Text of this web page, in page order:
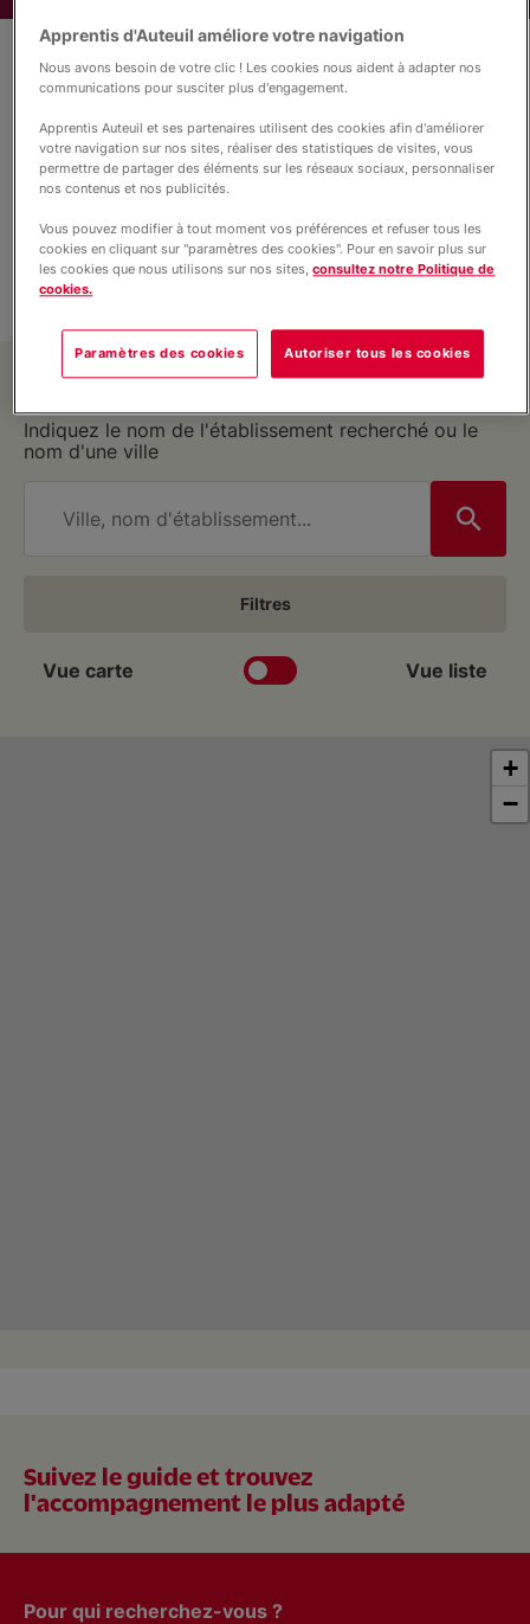
Nous rejoindre
Nous soutenir
Vous accompagner
Informations complémentaires
Niveau
BAC PRO
Filière
COMMERCE, VENTE
Indiquez le nom de l'établissement recherché ou le
nom d'une ville
Filtres
Vue carte Vue liste
+
−
Suivez le guide et trouvez
l'accompagnement le plus adapté
Pour qui recherchez-vous ?
Apprentis d'Auteuil améliore votre navigation
Nous avons besoin de votre clic ! Les cookies nous aident à adapter nos
communications pour susciter plus d'engagement.
Apprentis Auteuil et ses partenaires utilisent des cookies afin d'améliorer
votre navigation sur nos sites, réaliser des statistiques de visites, vous
permettre de partager des éléments sur les réseaux sociaux, personnaliser
nos contenus et nos publicités.
Vous pouvez modifier à tout moment vos préférences et refuser tous les
cookies en cliquant sur "paramètres des cookies". Pour en savoir plus sur
les cookies que nous utilisons sur nos sites,consultez notre Politique de
cookies.
Paramètres des cookies Autoriser tous les cookies